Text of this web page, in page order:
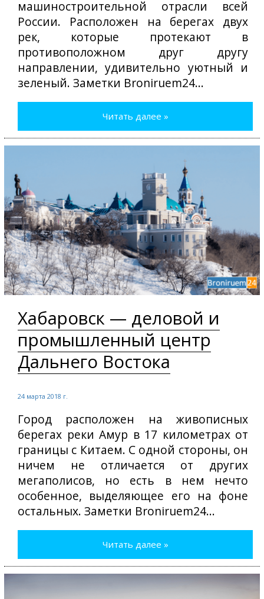
машиностроительной отрасли всей
России. Расположен на берегах двух
рек, которые протекают в
противоположном друг другу
направлении, удивительно уютный и
зеленый. Заметки Broniruem24...
Читать далее »
Хабаровск — деловой и
промышленный центр
Дальнего Востока
24 марта 2018 г.
Город расположен на живописных
берегах реки Амур в 17 километрах от
границы с Китаем. С одной стороны, он
ничем не отличается от других
мегаполисов, но есть в нем нечто
особенное, выделяющее его на фоне
остальных. Заметки Broniruem24...
Читать далее »